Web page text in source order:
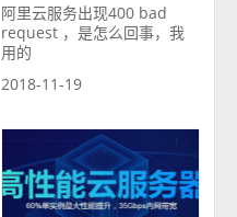
阿里云服务出现400 bad
request ，是怎么回事，我
用的
2018-11-19